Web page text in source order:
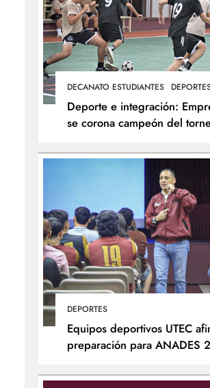
DECANATO ESTUDIANTES
Deporte e integración:
se corona campeón del
DEPORTES
Equipos deportivos UTEC
preparación para ANADES